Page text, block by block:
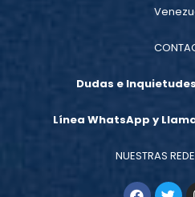
Dudas e
Línea WhatsApp y
NUESTRAS